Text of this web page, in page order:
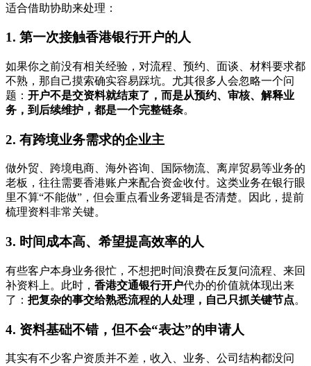
适合借助协助来处理：
1. 第一次接触香港银行开户的人
如果你之前没有相关经验，对流程、预约、面谈、材料要求都
不熟，那自己摸索确实容易踩坑。尤其很多人会忽略一个问
题： 开户不是交资料就结束了，而是从预约、审核、解释业
务，到后续维护，都是一个完整链条。
2. 有跨境业务需求的企业主
做外贸、跨境电商、海外咨询、国际物流、离岸贸易等业务的
老板，往往需要香港账户来配合资金收付。这类业务在银行眼
里不算“不能做”，但会重点看业务逻辑是否清楚。因此，提前
梳理资料非常关键。
3. 时间成本高、希望提高效率的人
有些客户本身业务很忙，不想把时间浪费在反复问流程、来回
补资料上。此时， 香港交通银行开户代办的价值就体现出来
了： 把复杂的事交给熟悉流程的人处理，自己只抓关键节点。
4. 资料基础不错，但不会“表达”的申请人
其实有不少客户资质并不差，收入、业务、公司结构都没问